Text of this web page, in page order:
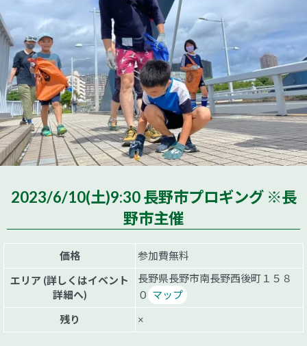
2023/6/10(土)9:30 長野市プロギング ※長
野市主催
価格
参加費無料
エリア (詳しくはイベント
詳細へ)
長野県長野市南長野西後町１５８
０ マップ
残り
×